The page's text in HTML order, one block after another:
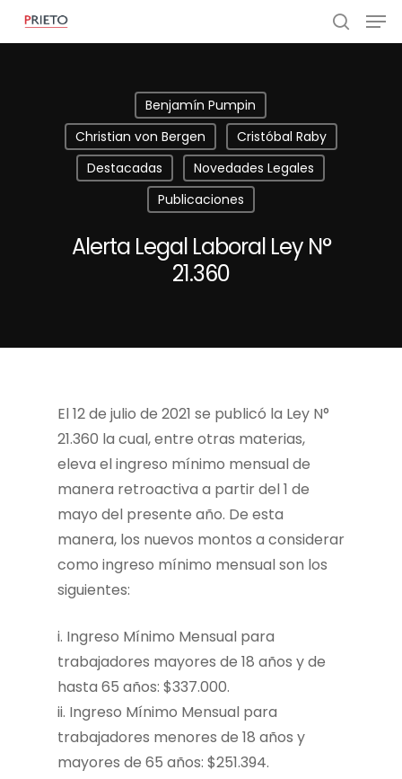
Benjamín Pumpin
Christian von Bergen
Cristóbal Raby
Destacadas
Novedades Legales
Publicaciones
Alerta Legal Laboral Ley N°
21.360
El 12 de julio de 2021 se publicó la Ley N°
21.360 la cual, entre otras materias,
eleva el ingreso mínimo mensual de
manera retroactiva a partir del 1 de
mayo del presente año. De esta
manera, los nuevos montos a considerar
como ingreso mínimo mensual son los
siguientes:
i. Ingreso Mínimo Mensual para
trabajadores mayores de 18 años y de
hasta 65 años: $337.000.
ii. Ingreso Mínimo Mensual para
trabajadores menores de 18 años y
mayores de 65 años: $251.394.